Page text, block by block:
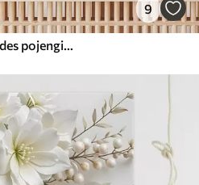
9
Abstraktne roosades toonides pojengide kimp